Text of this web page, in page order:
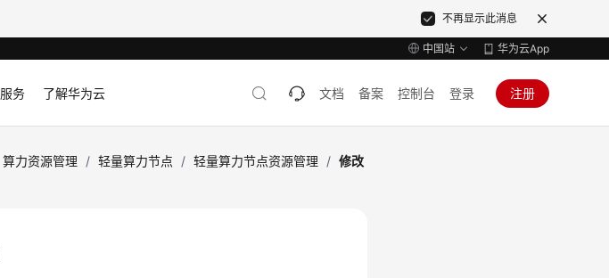
不再显示此消息
中国站 华为云App
服务 了解华为云 文档 备案 控制台 登录 注册
算力资源管理 / 轻量算力节点 / 轻量算力节点资源管理 / 修改